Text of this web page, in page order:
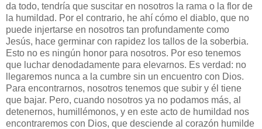
da todo, tendría que suscitar en nosotros la rama o la flor de
la humildad. Por el contrario, he ahí cómo el diablo, que no
puede injertarse en nosotros tan profundamente como
Jesús, hace germinar con rapidez los tallos de la soberbia.
Esto no es ningún honor para nosotros. Por eso tenemos
que luchar denodadamente para elevarnos. Es verdad: no
llegaremos nunca a la cumbre sin un encuentro con Dios.
Para encontrarnos, nosotros tenemos que subir y él tiene
que bajar. Pero, cuando nosotros ya no podamos más, al
detenernos, humillémonos, y en este acto de humildad nos
encontraremos con Dios, que desciende al corazón humilde